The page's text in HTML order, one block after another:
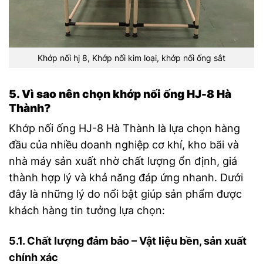
Khớp nối hj 8, Khớp nối kim loại, khớp nối ống sắt
5. Vì sao nên chọn khớp nối ống HJ-8 Hà
Thành?
Khớp nối ống HJ-8 Hà Thành là lựa chọn hàng
đầu của nhiều doanh nghiệp cơ khí, kho bãi và
nhà máy sản xuất nhờ chất lượng ổn định, giá
thành hợp lý và khả năng đáp ứng nhanh. Dưới
đây là những lý do nổi bật giúp sản phẩm được
khách hàng tin tưởng lựa chọn:
5.1. Chất lượng đảm bảo – Vật liệu bền, sản xuất
chính xác